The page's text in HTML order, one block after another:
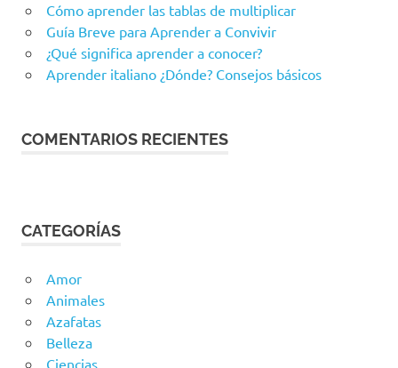
Cómo aprender las tablas de multiplicar
Guía Breve para Aprender a Convivir
¿Qué significa aprender a conocer?
Aprender italiano ¿Dónde? Consejos básicos
COMENTARIOS RECIENTES
CATEGORÍAS
Amor
Animales
Azafatas
Belleza
Ciencias